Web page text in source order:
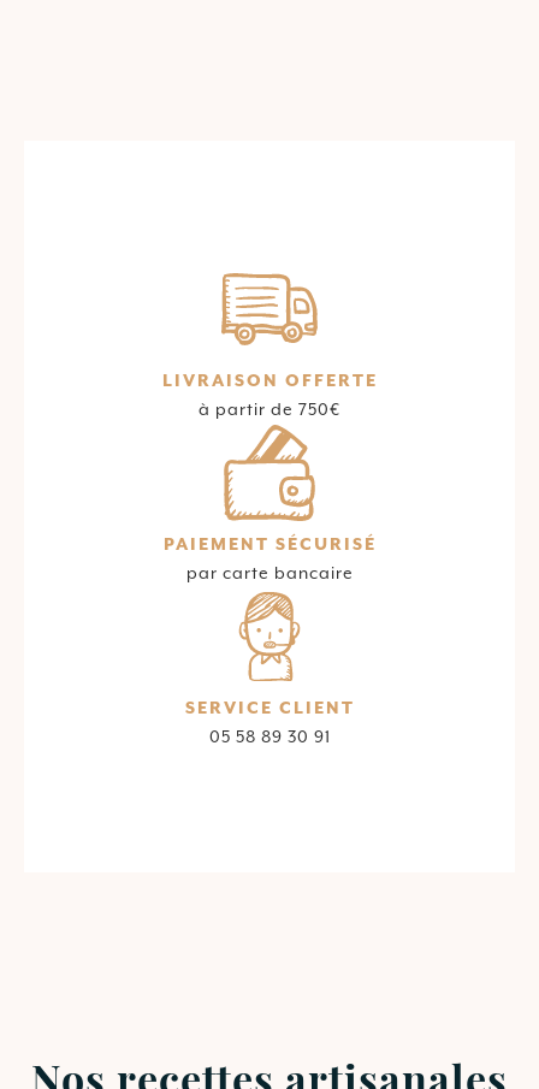
LIVRAISON OFFERTE
à partir de 750€
PAIEMENT SÉCURISÉ
par carte bancaire
SERVICE CLIENT
05 58 89 30 91